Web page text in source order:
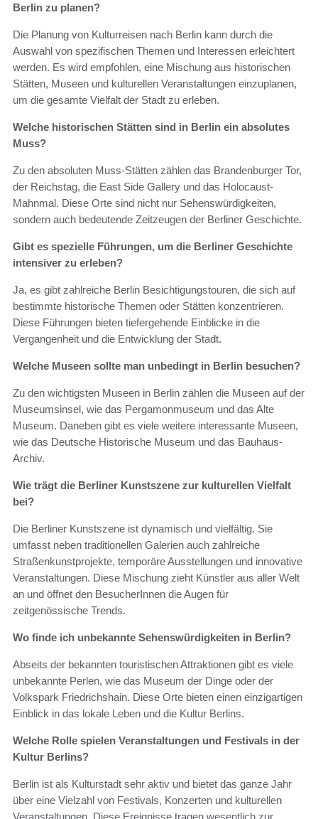
Berlin zu planen?
Die Planung von Kulturreisen nach Berlin kann durch die
Auswahl von spezifischen Themen und Interessen erleichtert
werden. Es wird empfohlen, eine Mischung aus historischen
Stätten, Museen und kulturellen Veranstaltungen einzuplanen,
um die gesamte Vielfalt der Stadt zu erleben.
Welche historischen Stätten sind in Berlin ein absolutes
Muss?
Zu den absoluten Muss-Stätten zählen das Brandenburger Tor,
der Reichstag, die East Side Gallery und das Holocaust-
Mahnmal. Diese Orte sind nicht nur Sehenswürdigkeiten,
sondern auch bedeutende Zeitzeugen der Berliner Geschichte.
Gibt es spezielle Führungen, um die Berliner Geschichte
intensiver zu erleben?
Ja, es gibt zahlreiche Berlin Besichtigungstouren, die sich auf
bestimmte historische Themen oder Stätten konzentrieren.
Diese Führungen bieten tiefergehende Einblicke in die
Vergangenheit und die Entwicklung der Stadt.
Welche Museen sollte man unbedingt in Berlin besuchen?
Zu den wichtigsten Museen in Berlin zählen die Museen auf der
Museumsinsel, wie das Pergamonmuseum und das Alte
Museum. Daneben gibt es viele weitere interessante Museen,
wie das Deutsche Historische Museum und das Bauhaus-
Archiv.
Wie trägt die Berliner Kunstszene zur kulturellen Vielfalt
bei?
Die Berliner Kunstszene ist dynamisch und vielfältig. Sie
umfasst neben traditionellen Galerien auch zahlreiche
Straßenkunstprojekte, temporäre Ausstellungen und innovative
Veranstaltungen. Diese Mischung zieht Künstler aus aller Welt
an und öffnet den BesucherInnen die Augen für
zeitgenössische Trends.
Wo finde ich unbekannte Sehenswürdigkeiten in Berlin?
Abseits der bekannten touristischen Attraktionen gibt es viele
unbekannte Perlen, wie das Museum der Dinge oder der
Volkspark Friedrichshain. Diese Orte bieten einen einzigartigen
Einblick in das lokale Leben und die Kultur Berlins.
Welche Rolle spielen Veranstaltungen und Festivals in der
Kultur Berlins?
Berlin ist als Kulturstadt sehr aktiv und bietet das ganze Jahr
über eine Vielzahl von Festivals, Konzerten und kulturellen